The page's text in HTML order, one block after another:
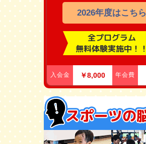
2026年度はこちら
全プログラム
無料体験実施中！！
入会金 ￥8,000 年会費